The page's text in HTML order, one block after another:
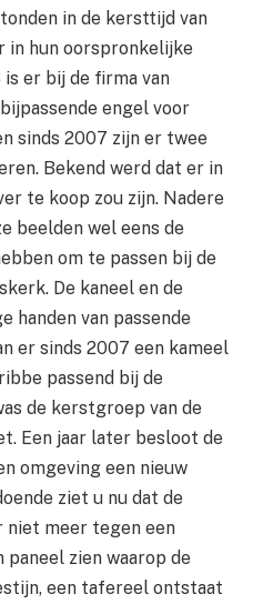
in de kersttijd van
in hun oorspronkelijke
er bij de firma van
engel voor
sinds 2007 zijn er twee
Bekend werd dat er in
te koop zou zijn. Nadere
beelden wel eens de
om te passen bij de
De kaneel en de
handen van passende
er sinds 2007 een kameel
passend bij de
de kerstgroep van de
Een jaar later besloot de
omgeving een nieuw
ziet u nu dat de
niet meer tegen een
zien waarop de
een tafereel ontstaat